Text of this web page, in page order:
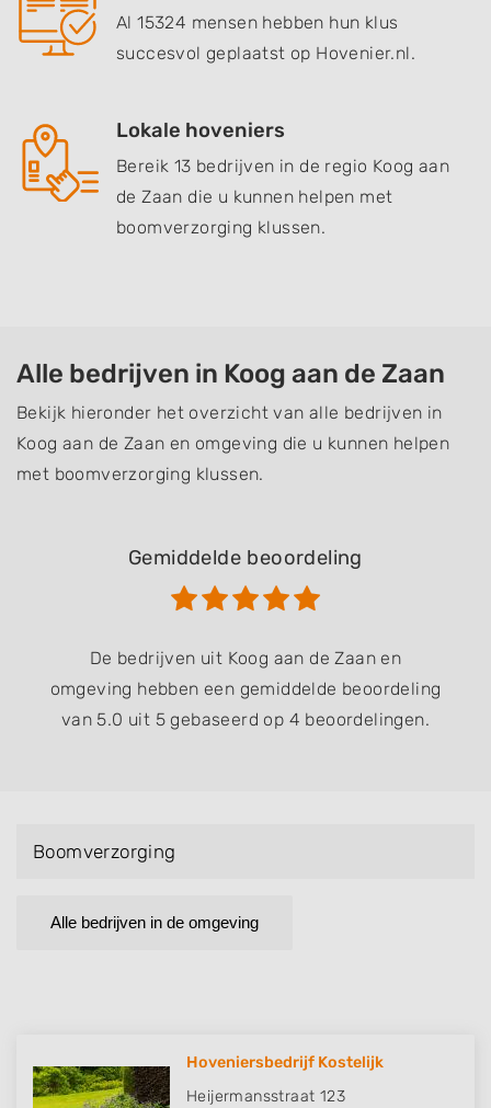
Al 15324 mensen hebben hun klus
succesvol geplaatst op Hovenier.nl.
Lokale hoveniers
Bereik 13 bedrijven in de regio Koog aan
de Zaan die u kunnen helpen met
boomverzorging klussen.
Alle bedrijven in Koog aan de Zaan
Bekijk hieronder het overzicht van alle bedrijven in
Koog aan de Zaan en omgeving die u kunnen helpen
met boomverzorging klussen.
Gemiddelde beoordeling
De bedrijven uit Koog aan de Zaan en
omgeving hebben een gemiddelde beoordeling
van 5.0 uit 5 gebaseerd op 4 beoordelingen.
Boomverzorging
Alle bedrijven in de omgeving
Hoveniersbedrijf Kostelijk
Heijermansstraat 123